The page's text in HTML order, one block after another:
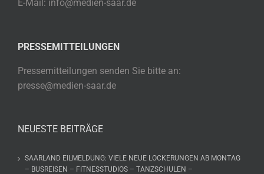
E-Mail: info@medien-saar.de
PRESSEMITTEILUNGEN
Pressemitteilungen senden Sie bitte an:
presse@medien-saar.de
NEUESTE BEITRÄGE
SAARLAND EILMELDUNG: VIELE NEUE LOCKERUNGEN AB MONTAG
– BUSREISEN – FITNESSTUDIOS – TANZSCHULEN –